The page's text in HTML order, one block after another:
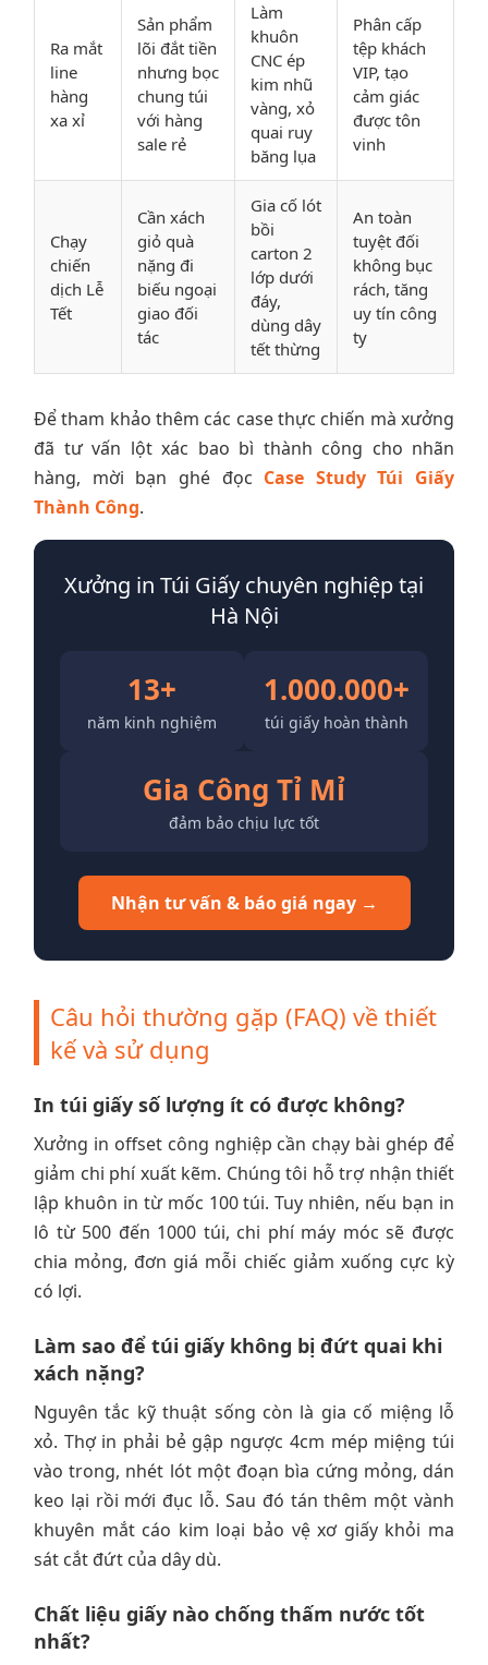
Ra mắt
line
hàng
xa xỉ
Sản phẩm
lõi đắt tiền
nhưng bọc
chung túi
với hàng
sale rẻ
Làm
khuôn
CNC ép
kim nhũ
vàng, xỏ
quai ruy
băng lụa
Phân cấp
tệp khách
VIP, tạo
cảm giác
được tôn
vinh
Chạy
chiến
dịch Lễ
Tết
Cần xách
giỏ quà
nặng đi
biếu ngoại
giao đối
tác
Gia cố lót
bồi
carton 2
lớp dưới
đáy,
dùng dây
tết thừng
An toàn
tuyệt đối
không bục
rách, tăng
uy tín công
ty
Để tham khảo thêm các case thực chiến mà xưởng
đã tư vấn lột xác bao bì thành công cho nhãn
hàng, mời bạn ghé đọc Case Study Túi Giấy
Thành Công.
Xưởng in Túi Giấy chuyên nghiệp tại
Hà Nội
13+
năm kinh nghiệm
1.000.000+
túi giấy hoàn thành
Gia Công Tỉ Mỉ
đảm bảo chịu lực tốt
Nhận tư vấn & báo giá ngay →
Câu hỏi thường gặp (FAQ) về thiết
kế và sử dụng
In túi giấy số lượng ít có được không?
Xưởng in offset công nghiệp cần chạy bài ghép để
giảm chi phí xuất kẽm. Chúng tôi hỗ trợ nhận thiết
lập khuôn in từ mốc 100 túi. Tuy nhiên, nếu bạn in
lô từ 500 đến 1000 túi, chi phí máy móc sẽ được
chia mỏng, đơn giá mỗi chiếc giảm xuống cực kỳ
có lợi.
Làm sao để túi giấy không bị đứt quai khi
xách nặng?
Nguyên tắc kỹ thuật sống còn là gia cố miệng lỗ
xỏ. Thợ in phải bẻ gập ngược 4cm mép miệng túi
vào trong, nhét lót một đoạn bìa cứng mỏng, dán
keo lại rồi mới đục lỗ. Sau đó tán thêm một vành
khuyên mắt cáo kim loại bảo vệ xơ giấy khỏi ma
sát cắt đứt của dây dù.
Chất liệu giấy nào chống thấm nước tốt
nhất?